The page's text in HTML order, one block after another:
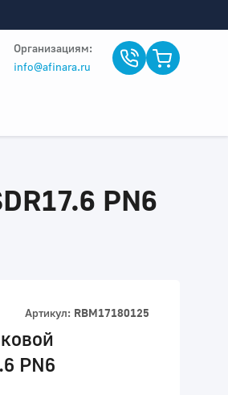
Организациям:
info@afinara.ru
PN6
Артикул: RBM17180125
PN6